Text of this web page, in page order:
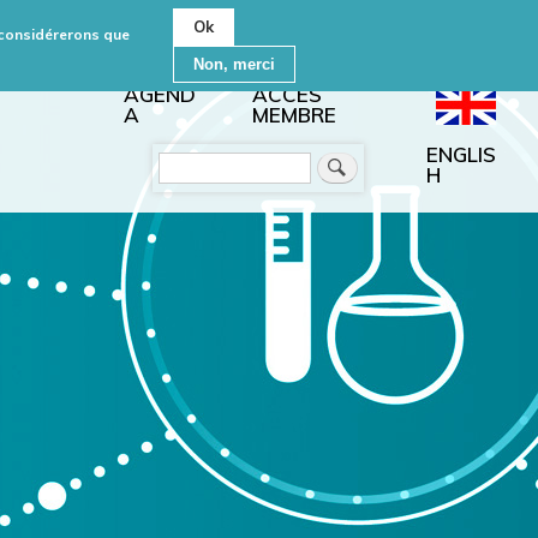
que
Ok
Non, merci
AGEND
A
ACCÈS
MEMBRE
ENGLIS
H
Rechercher